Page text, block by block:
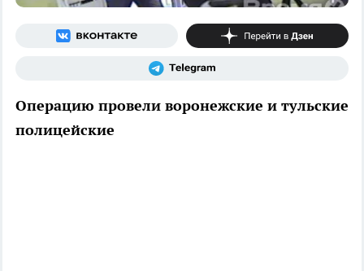
Операцию провели воронежские и тульские
полицейские